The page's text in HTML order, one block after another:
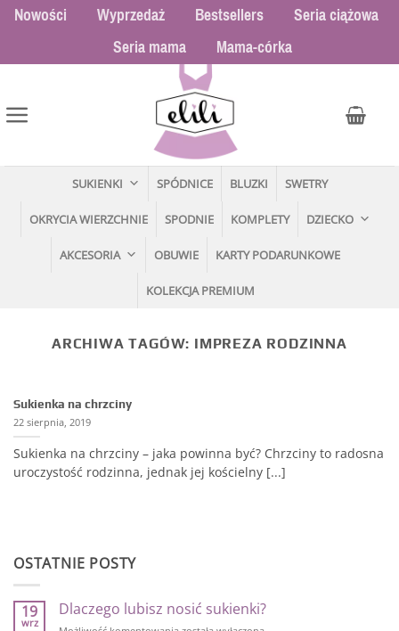
Przewiń
Nowości Wyprzedaż Bestsellers
Seria ciążowa
Seria mama
Mama-córka
SUKIENKI SPÓDNICE BLUZKI SWETRY
OKRYCIA WIERZCHNIE SPODNIE KOMPLETY DZIECKO
AKCESORIA OBUWIE KARTY PODARUNKOWE
KOLEKCJA PREMIUM
ARCHIWA TAGÓW: IMPREZA RODZINNA
OSTATNIE POSTY
19
wrz
Dlaczego lubisz nosić sukienki?
Sukienka na chrzciny
22 sierpnia, 2019
Sukienka na chrzciny – jaka powinna być? Chrzciny to radosna
uroczystość rodzinna, jednak jej kościelny [...]